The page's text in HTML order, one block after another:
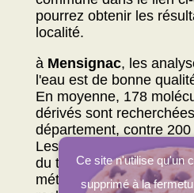
pourrez obtenir les
localité.
à Mensignac, les
l'eau est de bonne
En moyenne, 178
dérivés sont
département, contre
Les paramètres suivis
du temps : certaines
métabolites peuvent
Ce site n'utilise qu'un
supprimé à la